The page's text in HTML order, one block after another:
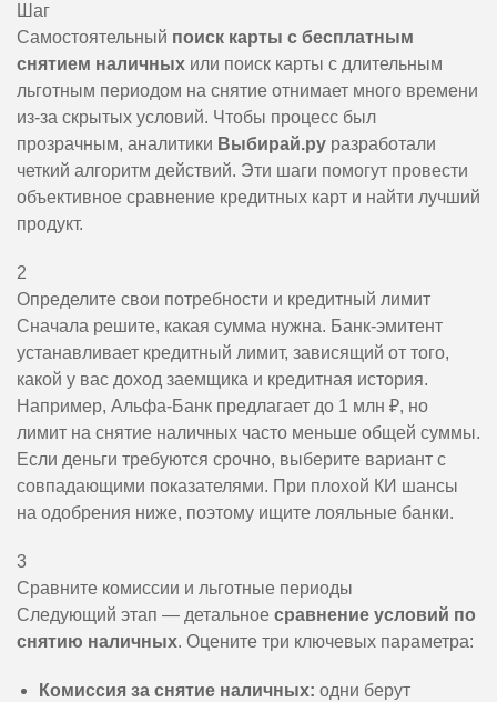
Шаг
Самостоятельный поиск карты с бесплатным
снятием наличных или поиск карты с длительным
льготным периодом на снятие отнимает много времени
из-за скрытых условий. Чтобы процесс был
прозрачным, аналитики Выбирай.ру разработали
четкий алгоритм действий. Эти шаги помогут провести
объективное сравнение кредитных карт и найти лучший
продукт.
2
Определите свои потребности и кредитный лимит
Сначала решите, какая сумма нужна. Банк-эмитент
устанавливает кредитный лимит, зависящий от того,
какой у вас доход заемщика и кредитная история.
Например, Альфа-Банк предлагает до 1 млн ₽, но
лимит на снятие наличных часто меньше общей суммы.
Если деньги требуются срочно, выберите вариант с
совпадающими показателями. При плохой КИ шансы
на одобрения ниже, поэтому ищите лояльные банки.
3
Сравните комиссии и льготные периоды
Следующий этап — детальное сравнение условий по
снятию наличных. Оцените три ключевых параметра:
Комиссия за снятие наличных: одни берут